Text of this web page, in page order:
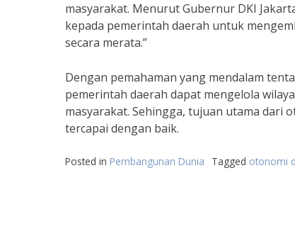
masyarakat. Menurut Gubernur DKI
kepada pemerintah daerah untuk
secara merata.”
Dengan pemahaman yang mendalam
pemerintah daerah dapat mengelola
masyarakat. Sehingga, tujuan utama dari
tercapai dengan baik.
Posted in Pembangunan Dunia Tagged otonomi